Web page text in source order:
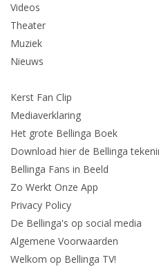
Videos
Theater
Muziek
Nieuws
Kerst Fan Clip
Mediaverklaring
Het grote Bellinga Boek
Download hier de Bellinga
Bellinga Fans in Beeld
Zo Werkt Onze App
Privacy Policy
De Bellinga's op social media
Algemene Voorwaarden
Welkom op Bellinga TV!